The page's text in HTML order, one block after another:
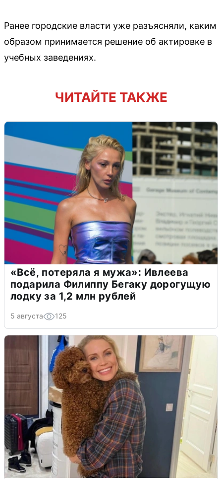
Ранее городские власти уже разъясняли, каким
образом принимается решение об актировке в
учебных заведениях.
ЧИТАЙТЕ ТАКЖЕ
«Всё, потеряла я мужа»: Ивлеева
подарила Филиппу Бегаку дорогущую
лодку за 1,2 млн рублей
5 августа 125